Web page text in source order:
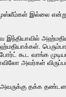
இல்லை என்று
கூட வாங்க
அவர்கள்
தக்க தண்டனை